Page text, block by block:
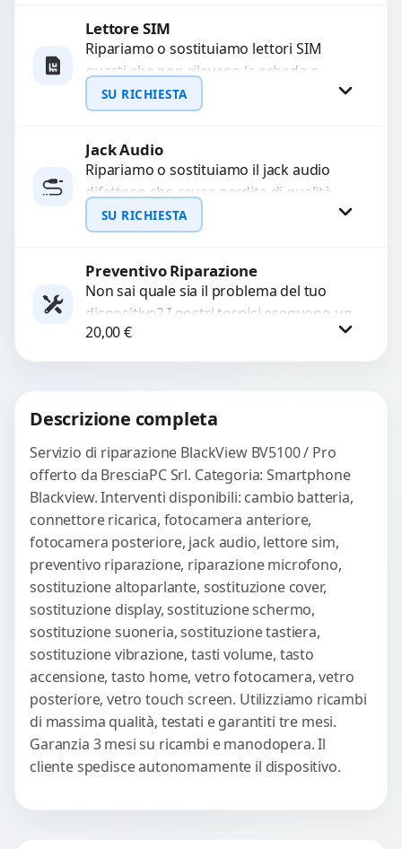
Lettore SIM
Ripariamo o sostituiamo lettori SIM
guasti che non rilevano la scheda o
interrompono il segnale. Utilizziamo
ricambi testati e garantiti...
SU RICHIESTA
Richiedi Preventivo
WhatsApp
Jack Audio
Ripariamo o sostituiamo il jack audio
difettoso che causa perdita di qualità
sonora o impossibilità di collegare cuffie
e accessori....
SU RICHIESTA
Richiedi Preventivo
WhatsApp
Preventivo Riparazione
Non sai quale sia il problema del tuo
dispositivo? I nostri tecnici eseguono un
check-up completo con strumenti
avanzati per...
20,00€
Descrizione completa
Servizio di riparazione BlackView BV5100 / Pro
offerto da BresciaPC Srl. Categoria: Smartphone
Blackview. Interventi disponibili: cambio batteria,
connettore ricarica, fotocamera anteriore,
fotocamera posteriore, jack audio, lettore sim,
preventivo riparazione, riparazione microfono,
sostituzione altoparlante, sostituzione cover,
sostituzione display, sostituzione schermo,
sostituzione suoneria, sostituzione tastiera,
sostituzione vibrazione, tasti volume, tasto
accensione, tasto home, vetro fotocamera, vetro
posteriore, vetro touch screen. Utilizziamo ricambi
di massima qualità, testati e garantiti tre mesi.
Garanzia 3 mesi su ricambi e manodopera. Il
cliente spedisce autonomamente il dispositivo.